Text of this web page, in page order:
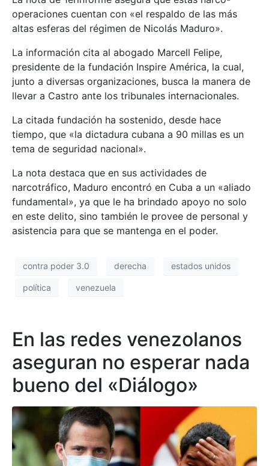
operaciones cuentan con «el respaldo de las más
altas esferas del régimen de Nicolás Maduro».
La información cita al abogado Marcell Felipe,
presidente de la fundación Inspire América, la cual,
junto a diversas organizaciones, busca la manera de
llevar a Castro ante los tribunales internacionales.
La citada fundación ha sostenido, desde hace
tiempo, que «la dictadura cubana a 90 millas es un
tema de seguridad nacional».
La nota destaca que en sus actividades de
narcotráfico, Maduro encontró en Cuba a un «aliado
fundamental», ya que le ha brindado apoyo no solo
en este delito, sino también le provee de personal y
asistencia para que se mantenga en el poder.
contra poder 3.0 derecha estados unidos
política venezuela
En las redes venezolanos
aseguran no esperar nada
bueno del «Diálogo»